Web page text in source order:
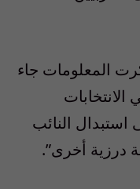
المعلومات جاء
استبدال النائب
درزية أخرى”.